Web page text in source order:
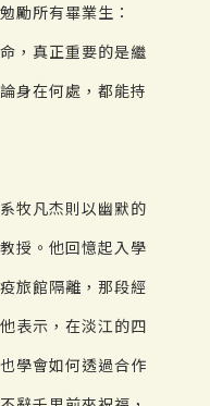
勵所有畢業生：
，真正重要的是繼
身在何處，都能持
牧凡杰則以幽默的
授。他回憶起入學
旅館隔離，那段經
表示，在淡江的四
學會如何透過合作